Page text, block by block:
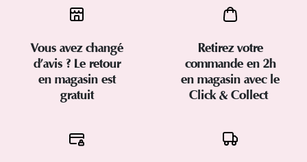
Vous avez changé
d’avis ? Le retour
en magasin est
gratuit
Retirez votre
commande en 2h
en magasin avec le
Click & Collect